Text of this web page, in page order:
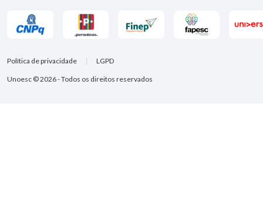
Unoesc © 2026 - Todos os direitos reservados
Política de privacidade LGPD